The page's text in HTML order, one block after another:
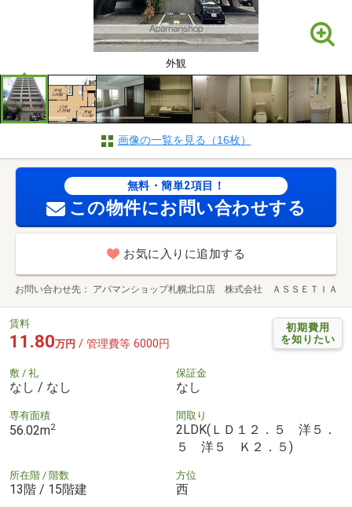
外観
画像の一覧を見る（16枚）
無料・簡単2項目！
この物件にお問い合わせする
お気に入りに追加する
お問い合わせ先 アパマンショップ札幌北口店 株式会社 ＡＳＳＥＴＩＡ
初期費用
を知りたい
賃料
11.80万円 / 管理費等 6000円
敷 / 礼
なし / なし
保証金
なし
専有面積
56.02m2
間取り
2LDK(ＬＤ１２．５ 洋５．
５ 洋５ Ｋ２．５)
所在階 / 階数
13階 / 15階建
方位
西